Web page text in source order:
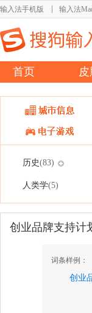
输入法手机版 输入法
首页
历史(83)
人类学(5)
创业品牌支持计
词条样例：
创业